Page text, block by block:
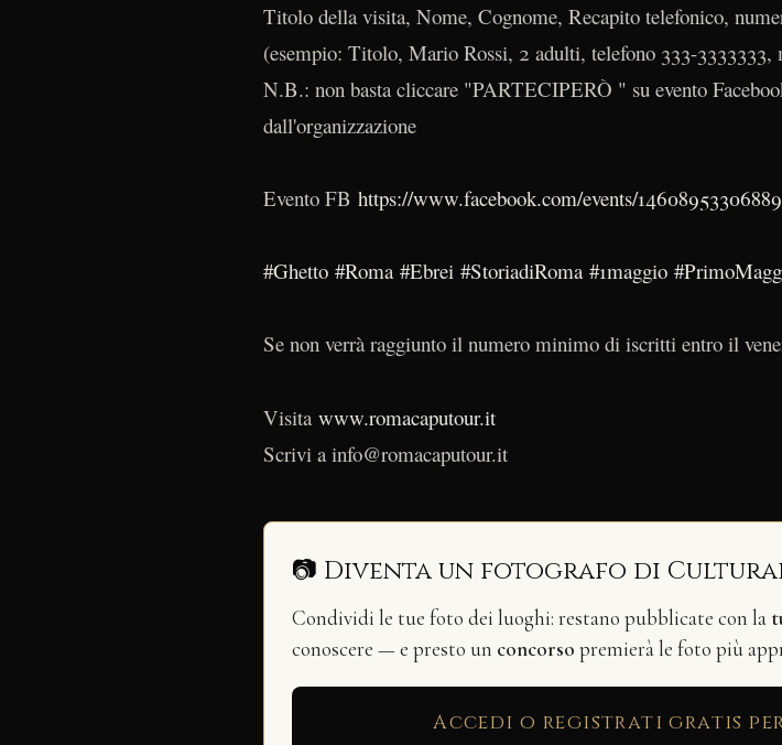
Titolo della visita, Nome, Cognome, Recapito telefonico,
(esempio: Titolo, Mario Rossi, 2 adulti, telefono 333-3333333,
N.B.: non basta cliccare "PARTECIPERÒ " su evento
dall'organizzazione
Evento FB https://www.facebook.com/events/
#Ghetto #Roma #Ebrei #StoriadiRoma #1maggio
Se non verrà raggiunto il numero minimo di iscritti entro il
Visita www.romacaputour.it
Scrivi a info@romacaputour.it
📷 Diventa un fotografo di
Condividi le tue foto dei luoghi: restano pubblicate con la
conoscere — e presto un concorso premierà le foto più
Accedi o registrati gratis